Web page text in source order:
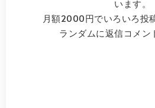
います。
月額2000円でいろいろ投
ランダムに返信コメン